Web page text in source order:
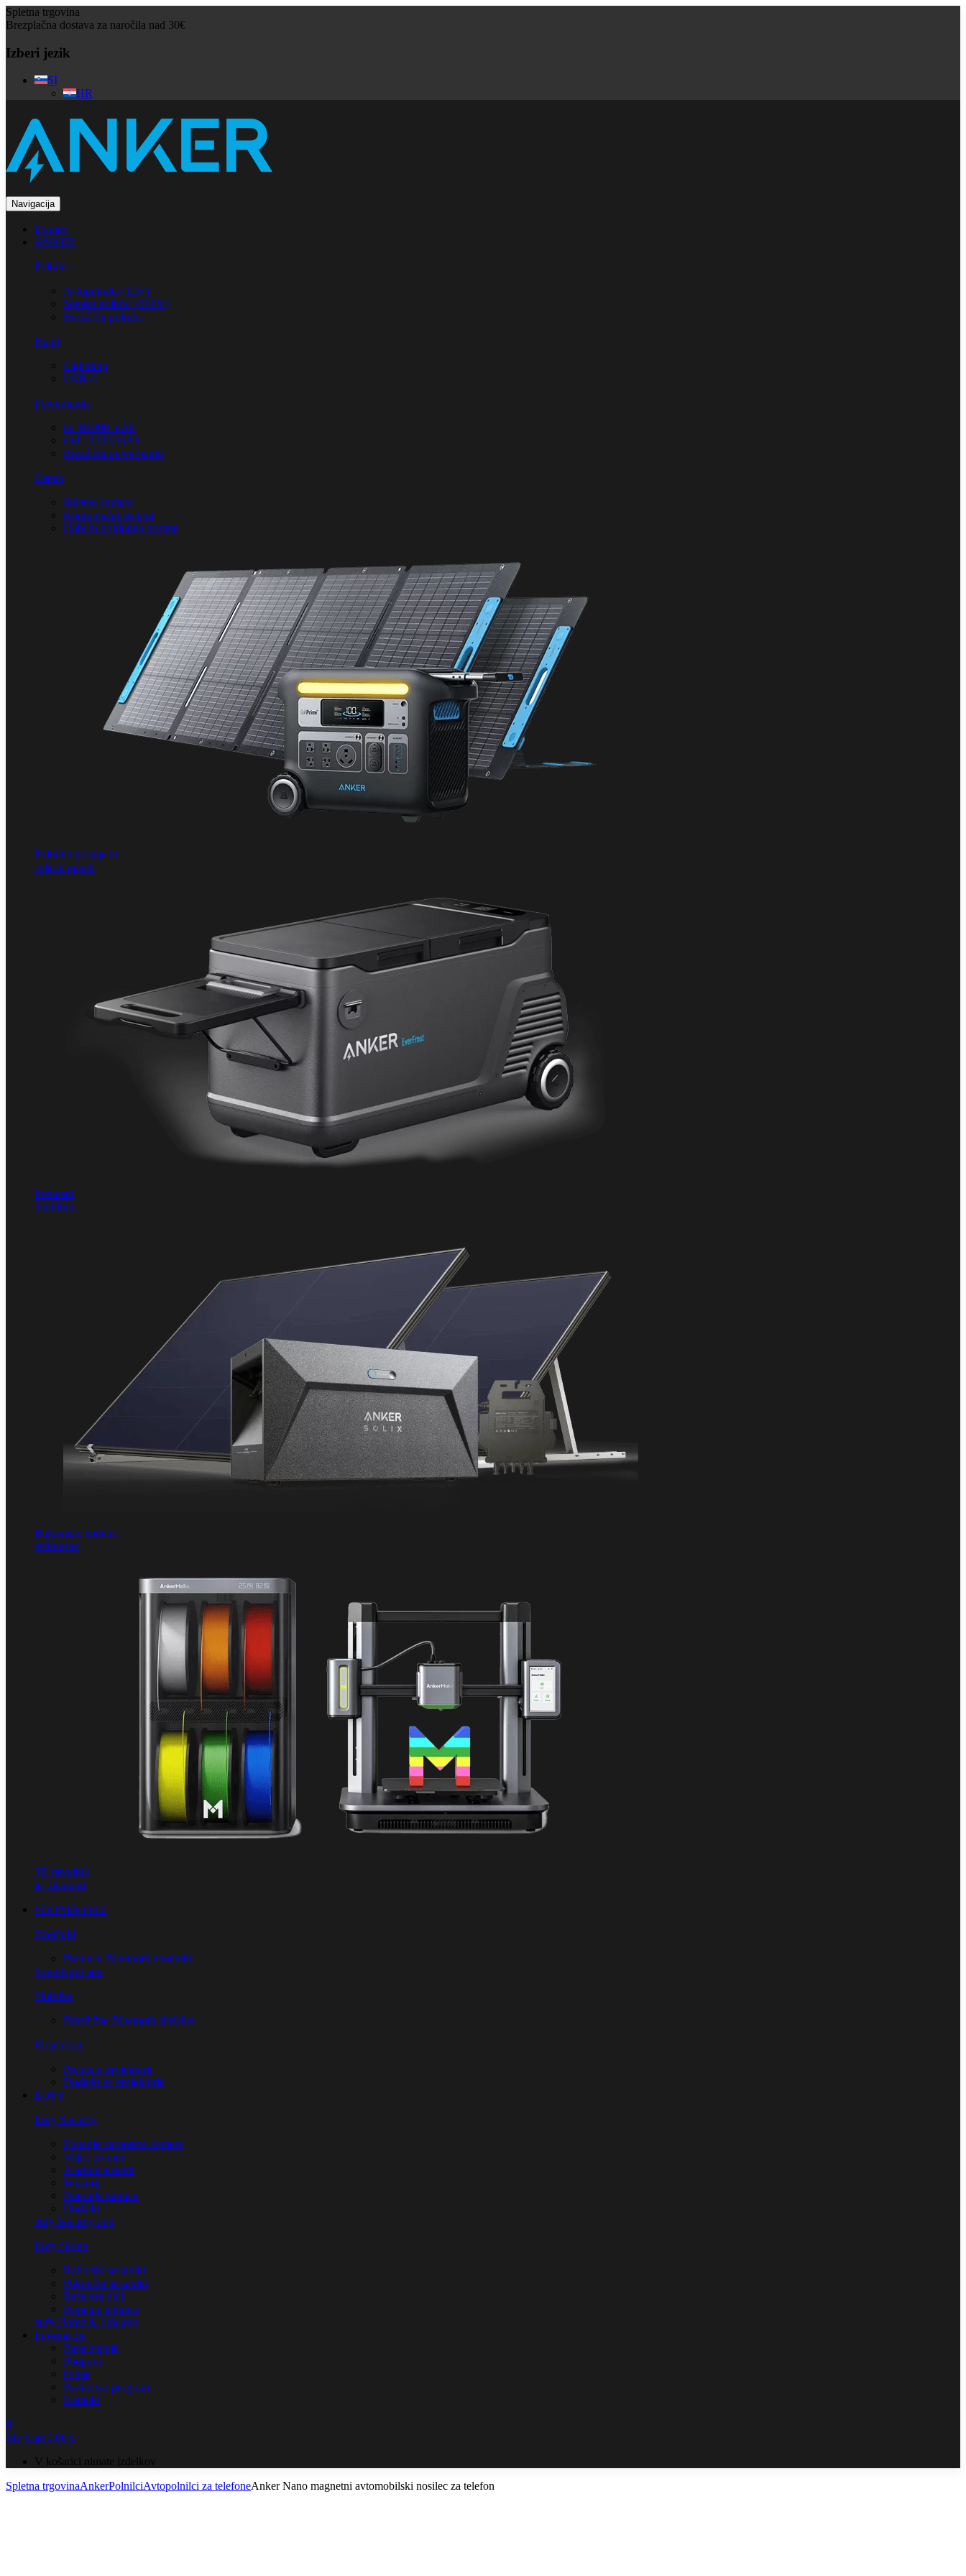
Spletna trgovina
Brezplačna dostava za naročila nad 30€
Izberi jezik
SI
HR
Navigacija
Domov
ANKER
Polnilci
Avtopolnilci (12V)
Stenski polnilci (220V)
Brezžični polnilci
Kabli
Lightning
USB-C
Powerbanki
do 10.000 mAh
nad 10.000 mAh
Brezžični powerbanki
Ostalo
Spletne kamere
Konferenčni sistemi
Hubi in priklopne postaje
Polnilne postaje in
solarni paneli
Prenosni
hladilniki
Balkonske sončne
elektrarne
3D tiskalnik
in filamenti
SOUNDCORE
Zvočniki
Prenosni Bluetooth zvočniki
Soundcore app
Slušalke
Brezžične Bluetooth slušalke
Projektorji
Prenosni projektorji
Dodatki za projektorje
EUFY
Eufy Security
Zunanje varnostne kamere
Video zvonci
Alarmni sistemi
Senzorji
Notranje kamere
Dodatki
eufy Security app
Eufy Home
Robotski sesalniki
Pokončni sesalniki
Rezervni deli
Pametne tehtnice
eufy Home & Life app
Informacije
Baza znanja
Podpora
O nas
Partnerski program
Kontakt
0
My Cart0,00 €
V košarici nimate izdelkov
Spletna trgovinaAnkerPolnilciAvtopolnilci za telefoneAnker Nano magnetni avtomobilski nosilec za telefon